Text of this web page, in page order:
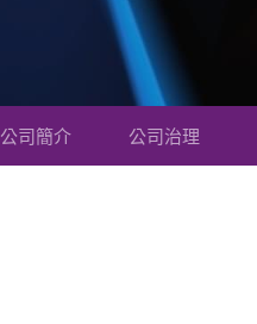
公司簡介 公司治理